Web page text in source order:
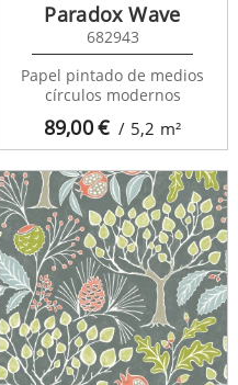
89,00€ / 5,2 m²
Paradox Wave
682943
Papel pintado de medios
círculos modernos